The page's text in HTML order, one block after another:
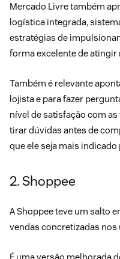
Mercado Livre também
logística integrada,
estratégias de
forma excelente de
Também é relevante
lojista e para fazer
nível de satisfação com
tirar dúvidas antes de
que ele seja mais
2. Shoppee
A Shoppee teve um salto
vendas concretizadas